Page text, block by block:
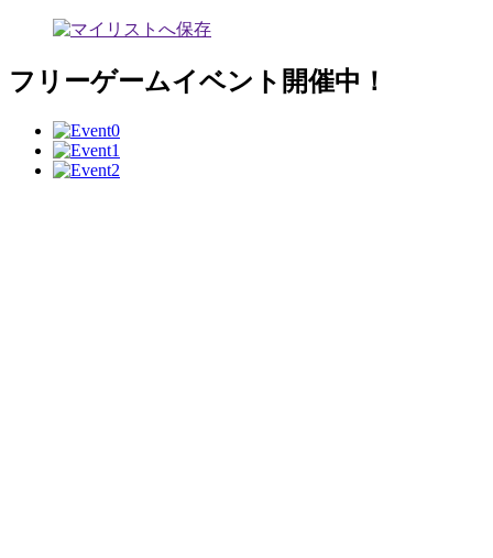
フリーゲームイベント開催中！